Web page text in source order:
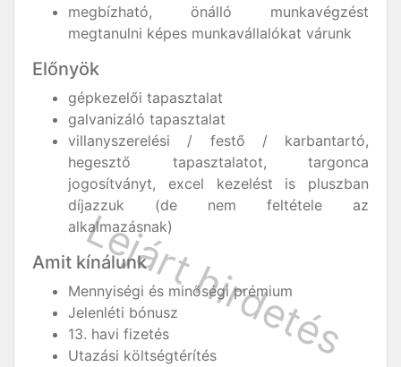
megbízható, önálló munkavégzést
megtanulni képes munkavállalókat várunk
Előnyök
gépkezelői tapasztalat
galvanizáló tapasztalat
villanyszerelési / festő / karbantartó,
hegesztő tapasztalatot, targonca
jogosítványt, excel kezelést is pluszban
díjazzuk (de nem feltétele az
alkalmazásnak)
Amit kínálunk
Mennyiségi és minőségi prémium
Jelenléti bónusz
13. havi fizetés
Utazási költségtérítés